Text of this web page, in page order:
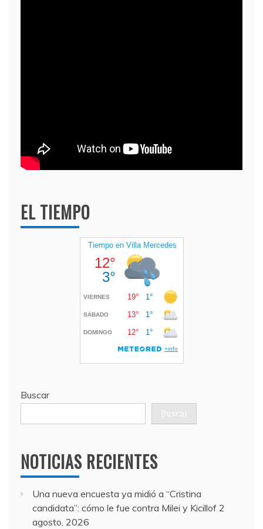
EL TIEMPO
Buscar
Buscar
NOTICIAS RECIENTES
Una nueva encuesta ya midió a “Cristina
candidata”: cómo le fue contra Milei y Kicillof 2
agosto, 2026